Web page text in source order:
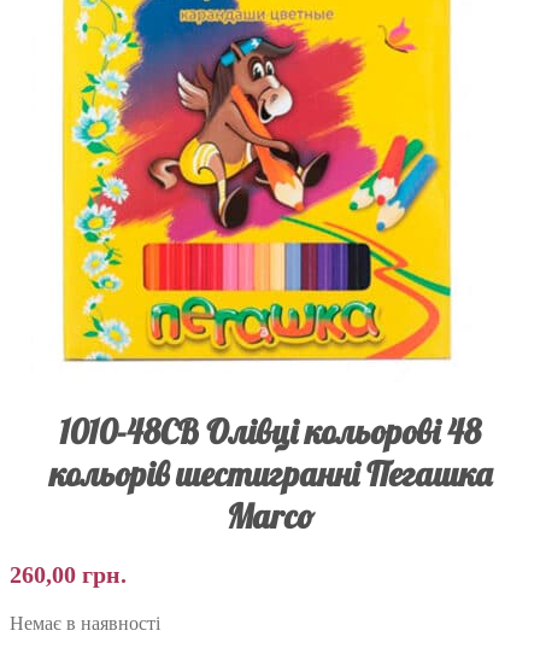
1010-48CB Олівці кольорові 48
кольорів шестигранні Пегашка
Marco
260,00 грн.
Немає в наявності